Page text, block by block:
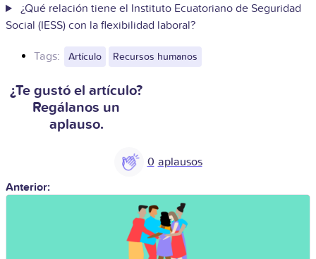
¿Qué relación tiene el Instituto Ecuatoriano de Seguridad
Social (IESS) con la flexibilidad laboral?
Tags: Artículo Recursos humanos
¿Te gustó el artículo?
Regálanos un
aplauso.
0
Anterior: